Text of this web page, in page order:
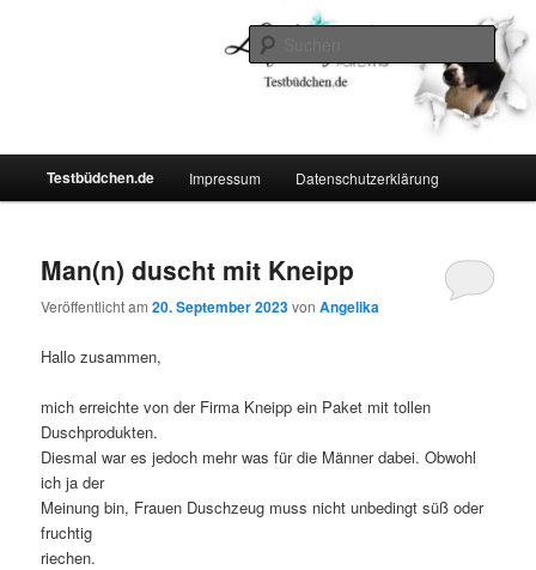
HauptmenüTestbüdchen.de Impressum Datenschutzerklärung
Man(n) duscht mit Kneipp
Veröffentlicht am20. September 2023vonAngelika
Hallo zusammen,
mich erreichte von der Firma Kneipp ein Paket mit tollen
Duschprodukten.
Diesmal war es jedoch mehr was für die Männer dabei. Obwohl
ich ja der
Meinung bin, Frauen Duschzeug muss nicht unbedingt süß oder
fruchtig
riechen.